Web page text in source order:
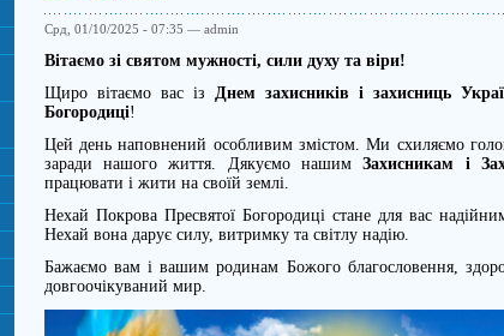
Срд, 01/10/2025 - 07:35 — admin
Вітаємо зі святом мужності, сили духу та віри!
Щиро вітаємо вас із Днем захисників і захисниць
Богородиці!
Цей день наповнений особливим змістом. Ми схиляємо
заради нашого життя. Дякуємо нашимЗахисникам і
працювати і жити на своїй землі.
Нехай Покрова Пресвятої Богородиці стане для вас
Нехай вона дарує силу, витримку та світлу надію.
Бажаємо вам і вашим родинам Божого благословення,
довгоочікуваний мир.